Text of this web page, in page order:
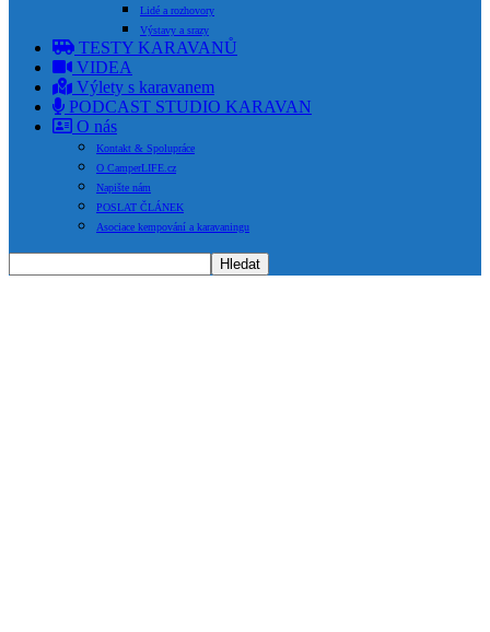
Lidé a rozhovory
Výstavy a srazy
TESTY KARAVANŮ
VIDEA
Výlety s karavanem
PODCAST STUDIO KARAVAN
O nás
Kontakt & Spolupráce
O CamperLIFE.cz
Napište nám
POSLAT ČLÁNEK
Asociace kempování a karavaningu